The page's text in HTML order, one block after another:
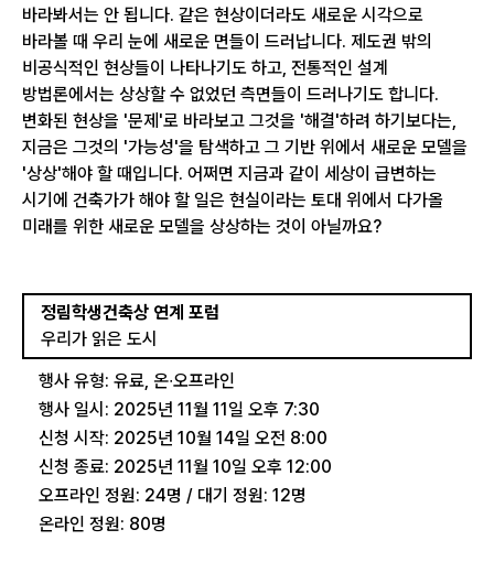
바라봐서는 안 됩니다. 같은 현상이더라도 새로운 시각으로
바라볼 때 우리 눈에 새로운 면들이 드러납니다. 제도권 밖의
비공식적인 현상들이 나타나기도 하고, 전통적인 설계
방법론에서는 상상할 수 없었던 측면들이 드러나기도 합니다.
변화된 현상을 '문제'로 바라보고 그것을 '해결'하려 하기보다는,
지금은 그것의 '가능성'을 탐색하고 그 기반 위에서 새로운 모델을
'상상'해야 할 때입니다. 어쩌면 지금과 같이 세상이 급변하는
시기에 건축가가 해야 할 일은 현실이라는 토대 위에서 다가올
미래를 위한 새로운 모델을 상상하는 것이 아닐까요?
정림학생건축상 연계 포럼
우리가 읽은 도시
행사 유형: 유료, 온∙오프라인
행사 일시: 2025년 11월 11일 오후 7:30
신청 시작: 2025년 10월 14일 오전 8:00
신청 종료: 2025년 11월 10일 오후 12:00
오프라인 정원: 24명 / 대기 정원: 12명
온라인 정원: 80명